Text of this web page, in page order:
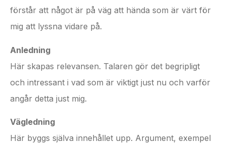
förstår att något är på väg att hända som är värt för
mig att lyssna vidare på.
Anledning
Här skapas relevansen. Talaren gör det begripligt
och intressant i vad som är viktigt just nu och varför
angår detta just mig.
Vägledning
Här byggs själva innehållet upp. Argument, exempel